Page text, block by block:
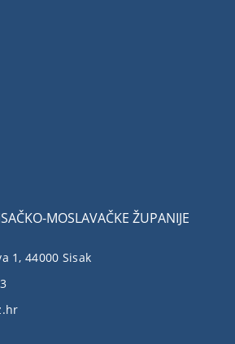
MOSLAVAČKE ŽUPANIJE
1, 44000 Sisak